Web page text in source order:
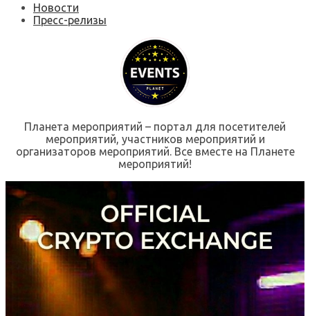
Новости
Пресс-релизы
Планета мероприятий – портал для посетителей
мероприятий, участников мероприятий и
организаторов мероприятий. Все вместе на Планете
мероприятий!